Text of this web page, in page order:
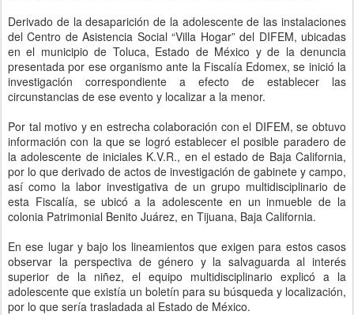
Derivado de la desaparición de la adolescente de las instalaciones
del Centro de Asistencia Social “Villa Hogar” del DIFEM, ubicadas
en el municipio de Toluca, Estado de México y de la denuncia
presentada por ese organismo ante la Fiscalía Edomex, se inició la
investigación correspondiente a efecto de establecer las
circunstancias de ese evento y localizar a la menor.
Por tal motivo y en estrecha colaboración con el DIFEM, se obtuvo
información con la que se logró establecer el posible paradero de
la adolescente de iniciales K.V.R., en el estado de Baja California,
por lo que derivado de actos de investigación de gabinete y campo,
así como la labor investigativa de un grupo multidisciplinario de
esta Fiscalía, se ubicó a la adolescente en un inmueble de la
colonia Patrimonial Benito Juárez, en Tijuana, Baja California.
En ese lugar y bajo los lineamientos que exigen para estos casos
observar la perspectiva de género y la salvaguarda al interés
superior de la niñez, el equipo multidisciplinario explicó a la
adolescente que existía un boletín para su búsqueda y localización,
por lo que sería trasladada al Estado de México.